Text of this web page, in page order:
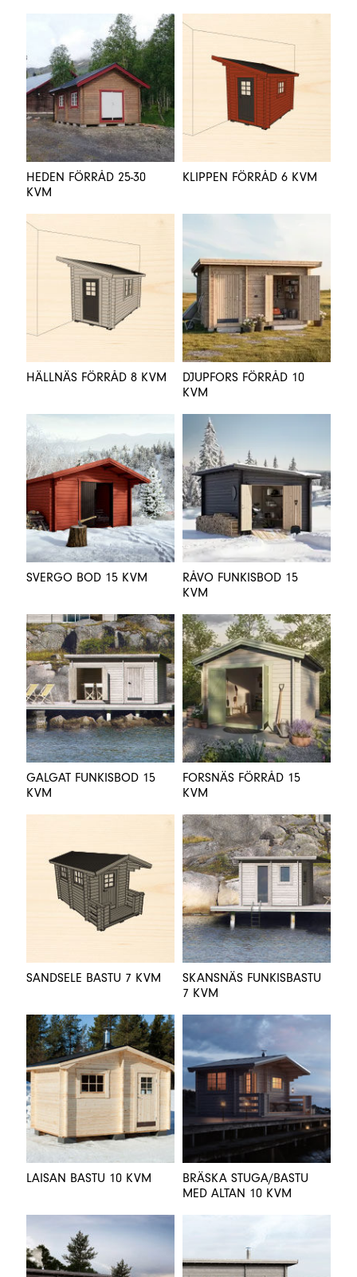
HEDEN FÖRRÅD 25-30
KVM
KLIPPEN FÖRRÅD 6 KVM
HÄLLNÄS FÖRRÅD 8 KVM
DJUPFORS FÖRRÅD 10
KVM
SVERGO BOD 15 KVM
RÅVO FUNKISBOD 15
KVM
GALGAT FUNKISBOD 15
KVM
FORSNÄS FÖRRÅD 15
KVM
SANDSELE BASTU 7 KVM
SKANSNÄS FUNKISBASTU
7 KVM
LAISAN BASTU 10 KVM
BRÄSKA STUGA/BASTU
MED ALTAN 10 KVM